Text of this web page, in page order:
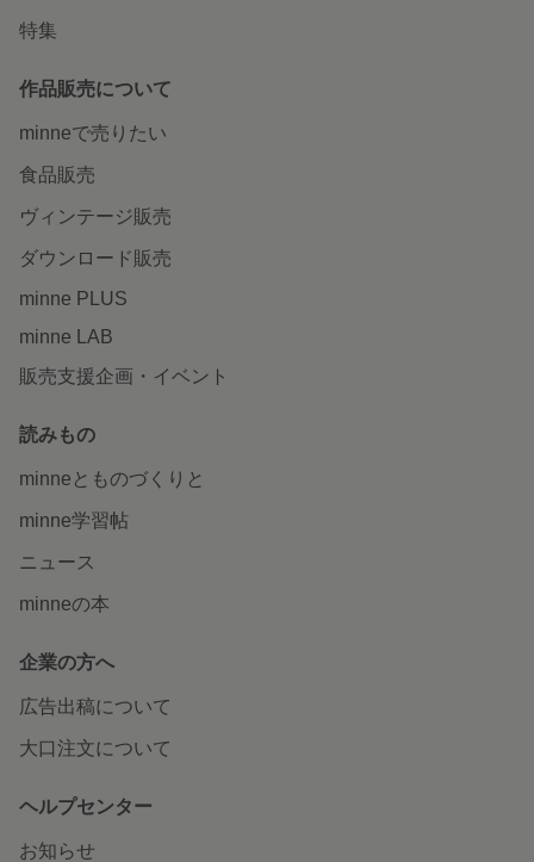
特集
作品販売について
minneで売りたい
食品販売
ヴィンテージ販売
ダウンロード販売
minne PLUS
minne LAB
販売支援企画・イベント
読みもの
minneとものづくりと
minne学習帖
ニュース
minneの本
企業の方へ
広告出稿について
大口注文について
ヘルプセンター
お知らせ